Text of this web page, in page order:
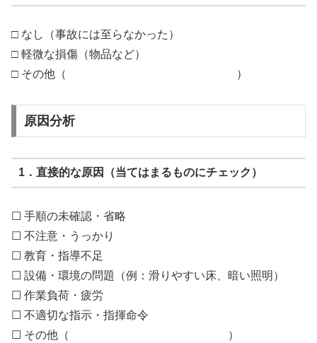
□ なし（事故には至らなかった）
□ 軽微な損傷（物品など）
□ その他（ ）
原因分析
1．直接的な原因（当てはまるものにチェック）
☐ 手順の未確認・省略
☐ 不注意・うっかり
☐ 教育・指導不足
☐ 設備・環境の問題（例：滑りやすい床、暗い照明）
☐ 作業負荷・疲労
☐ 不適切な指示・指揮命令
☐ その他（ ）